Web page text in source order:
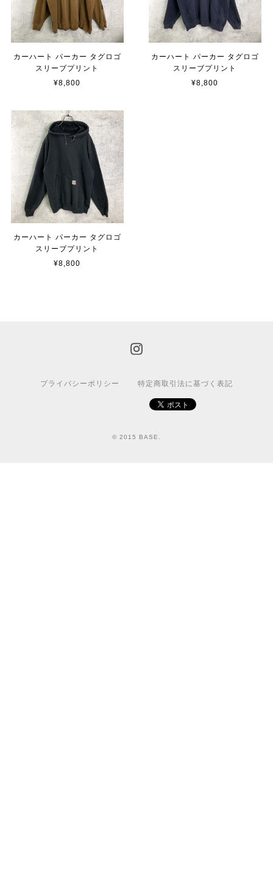
カーハート パーカー タグロゴ
スリーブプリント
¥8,800
カーハート パーカー タグロゴ
スリーブプリント
¥8,800
カーハート パーカー タグロゴ
スリーブプリント
¥8,800
プライバシーポリシー 特定商取引法に基づく表記
© 2015 BASE.